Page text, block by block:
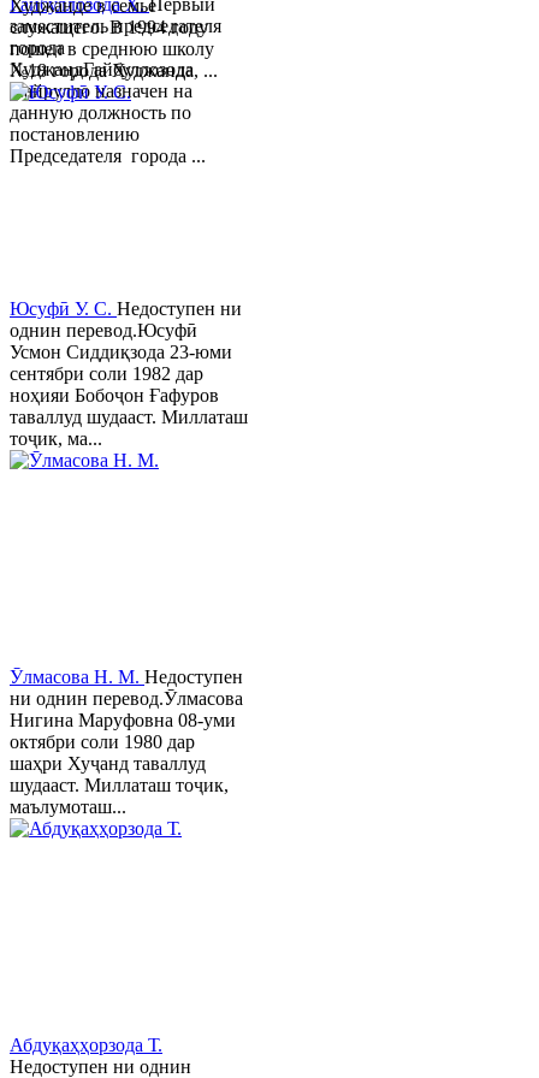
заместитель председателя
города
ХуджандГайбуллозода
Хайрулло назначен на
данную должность по
постановлению
Председателя города ...
Худжанде в семье
служащего. В 1994 году
пошел в среднюю школу
№18 города Худжанда, ...
Юсуфӣ У. C. Недоступен ни
однин перевод.Юсуфӣ
Усмон Сиддиқзода 23-юми
сентябри соли 1982 дар
ноҳияи Бобоҷон Ғафуров
таваллуд шудааст. Миллаташ
тоҷик, ма...
Ӯлмасова Н. М. Недоступен
ни однин перевод.Ӯлмасова
Нигина Маруфовна 08-уми
октябри соли 1980 дар
шаҳри Хуҷанд таваллуд
шудааст. Миллаташ тоҷик,
маълумоташ...
Абдуқаҳҳорзода Т.
Недоступен ни однин